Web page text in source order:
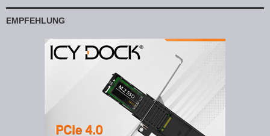
EMPFEHLUNG